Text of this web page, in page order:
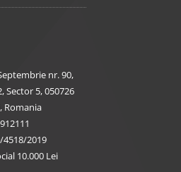
nr. 90,
Sector 5, 050726
Romania
4518/2019
10.000 Lei